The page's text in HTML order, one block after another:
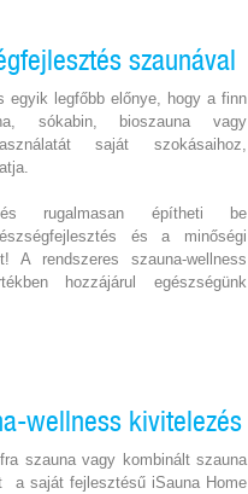
szaunával
egyik legfőbb előnye, hogy a finn
sókabin, bioszauna vagy
saját szokásaihoz,
rugalmasan építheti be
és a minőségi
A rendszeres szauna-wellness
hozzájárul egészségünk
wellness kivitelezés
szauna vagy kombinált szauna
a saját fejlesztésű iSauna Home